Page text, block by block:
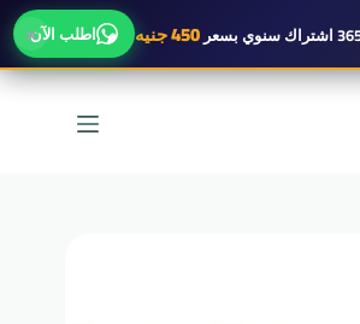
× بسعر450 جنيه اطلب الآن